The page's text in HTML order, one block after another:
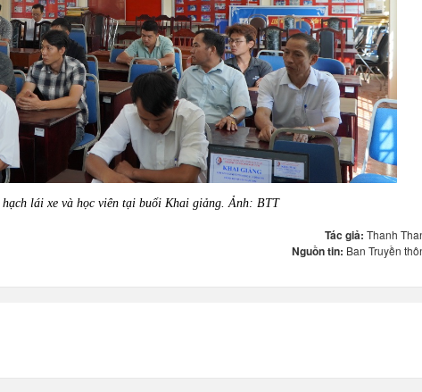
lái xe và học viên tại buổi Khai giảng. Ảnh: BTT
Tác giả:Thanh
Nguồn tin: Ban Truyền